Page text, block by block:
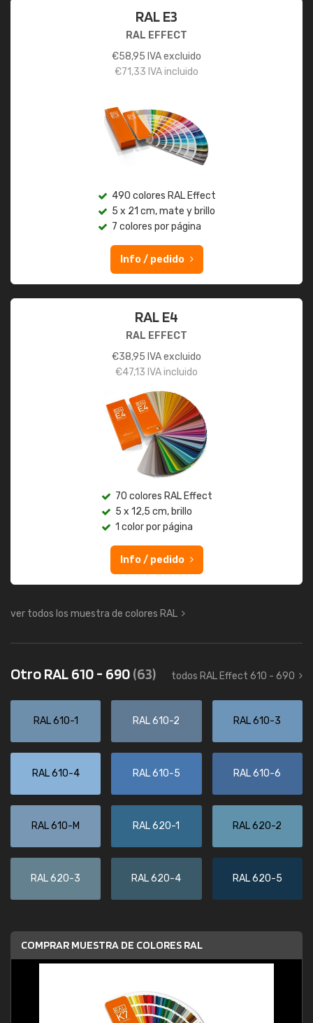
RAL E3
RAL EFFECT
€58,95 IVA excluido
€71,33 IVA incluido
490 colores RAL Effect
5 x 21 cm, mate y brillo
7 colores por página
Info / pedido
RAL E4
RAL EFFECT
€38,95 IVA excluido
€47,13 IVA incluido
70 colores RAL Effect
5 x 12,5 cm, brillo
1 color por página
Info / pedido
ver todos los muestra de colores RAL
Otro RAL 610 - 690(63) todos RAL Effect 610 - 690
RAL 610-1 RAL 610-2 RAL 610-3
RAL 610-4 RAL 610-5 RAL 610-6
RAL 610-M RAL 620-1 RAL 620-2
RAL 620-3 RAL 620-4 RAL 620-5
COMPRAR MUESTRA DE COLORES RAL